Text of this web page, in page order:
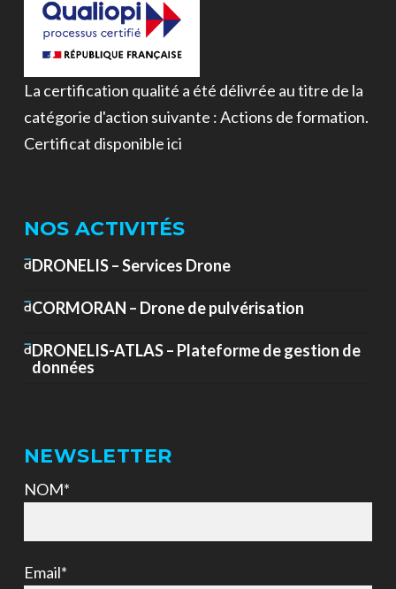
La certification qualité a été délivrée au titre de la
catégorie d'action suivante : Actions de formation.
Certificat disponible ici
NOS ACTIVITÉS
DRONELIS – Services Drone
CORMORAN – Drone de pulvérisation
DRONELIS-ATLAS – Plateforme de gestion de
données
NEWSLETTER
NOM*
Email*